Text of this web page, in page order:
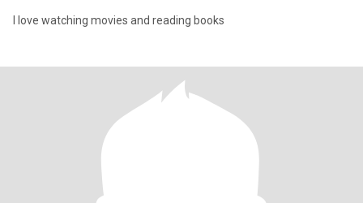
I love watching movies and reading books